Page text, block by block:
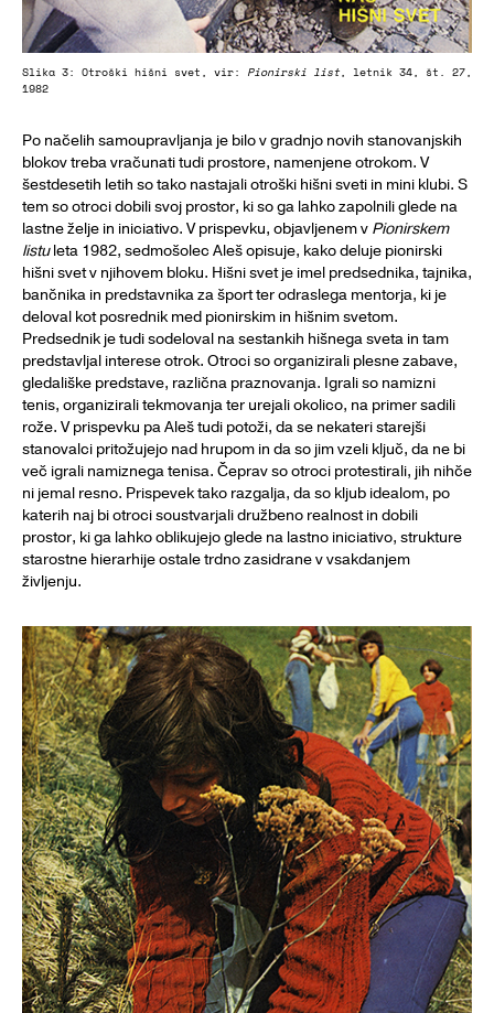
Slika 3: Otroški hišni svet, vir: Pionirski list, letnik 34, št. 27,
1982
Po načelih samoupravljanja je bilo v gradnjo novih stanovanjskih
blokov treba vračunati tudi prostore, namenjene otrokom. V
šestdesetih letih so tako nastajali otroški hišni sveti in mini klubi. S
tem so otroci dobili svoj prostor, ki so ga lahko zapolnili glede na
lastne želje in iniciativo. V prispevku, objavljenem v Pionirskem
listuleta 1982, sedmošolec Aleš opisuje, kako deluje pionirski
hišni svet v njihovem bloku. Hišni svet je imel predsednika, tajnika,
bančnika in predstavnika za šport ter odraslega mentorja, ki je
deloval kot posrednik med pionirskim in hišnim svetom.
Predsednik je tudi sodeloval na sestankih hišnega sveta in tam
predstavljal interese otrok. Otroci so organizirali plesne zabave,
gledališke predstave, različna praznovanja. Igrali so namizni
tenis, organizirali tekmovanja ter urejali okolico, na primer sadili
rože. V prispevku pa Aleš tudi potoži, da se nekateri starejši
stanovalci pritožujejo nad hrupom in da so jim vzeli ključ, da ne bi
več igrali namiznega tenisa. Čeprav so otroci protestirali, jih nihče
ni jemal resno. Prispevek tako razgalja, da so kljub idealom, po
katerih naj bi otroci soustvarjali družbeno realnost in dobili
prostor, ki ga lahko oblikujejo glede na lastno iniciativo, strukture
starostne hierarhije ostale trdno zasidrane v vsakdanjem
življenju.